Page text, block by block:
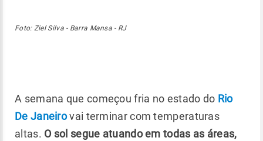
Foto: Ziel Silva - Barra Mansa - RJ
A semana que começou fria no estado do Rio
De Janeirovai terminar com temperaturas
altas. O sol segue atuando em todas as áreas,